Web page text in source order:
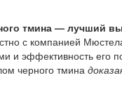
тмина — лучший
с компанией
и эффективность его
черного тмина